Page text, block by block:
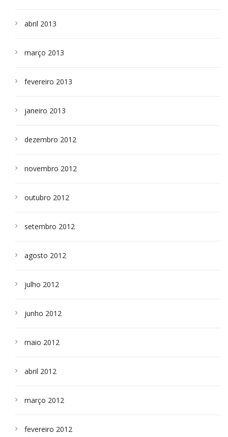
abril 2013
março 2013
fevereiro 2013
janeiro 2013
dezembro 2012
novembro 2012
outubro 2012
setembro 2012
agosto 2012
julho 2012
junho 2012
maio 2012
abril 2012
março 2012
fevereiro 2012